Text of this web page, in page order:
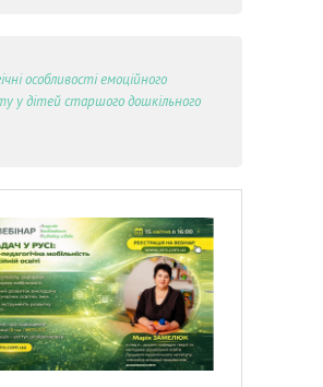
особливості емоційного
у дітей старшого дошкільного